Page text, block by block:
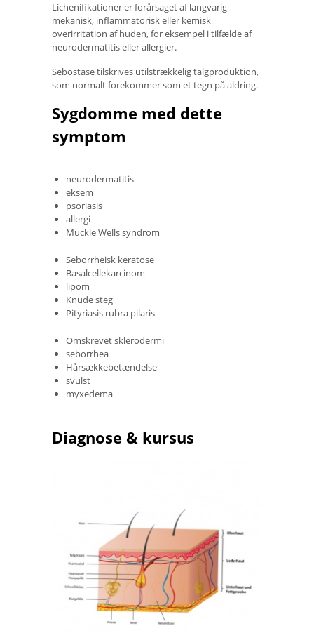
Lichenifikationer er forårsaget af langvarig
mekanisk, inflammatorisk eller kemisk
overirritation af huden, for eksempel i tilfælde af
neurodermatitis eller allergier.
Sebostase tilskrives utilstrækkelig talgproduktion,
som normalt forekommer som et tegn på aldring.
Sygdomme med dette
symptom
neurodermatitis
eksem
psoriasis
allergi
Muckle Wells syndrom
Seborrheisk keratose
Basalcellekarcinom
lipom
Knude steg
Pityriasis rubra pilaris
Omskrevet sklerodermi
seborrhea
Hårsækkebetændelse
svulst
myxedema
Diagnose & kursus